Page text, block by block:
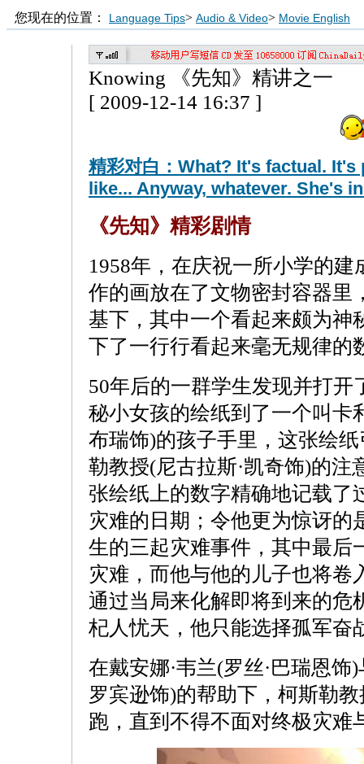
您现在的位置： Language Tips> Audio & Video> Movie English
Knowing 《先知》精讲之一
[ 2009-12-14 16:37 ]
精彩对白：What? It's factual.
like... Anyway, whatever. She's
《先知》精彩剧情
1958年，在庆祝一所小学的
作的画放在了文物密封容器里
基下，其中一个看起来颇为神
下了一行行看起来毫无规律的
50年后的一群学生发现并打开
秘小女孩的绘纸到了一个叫卡
布瑞饰)的孩子手里，这张绘
勒教授(尼古拉斯·凯奇饰)的注
张绘纸上的数字精确地记载了
灾难的日期；令他更为惊讶的
生的三起灾难事件，其中最后
灾难，而他与他的儿子也将卷
通过当局来化解即将到来的危
杞人忧天，他只能选择孤军奋
在戴安娜·韦兰(罗丝·巴瑞恩饰
罗宾逊饰)的帮助下，柯斯勒
跑，直到不得不面对终极灾